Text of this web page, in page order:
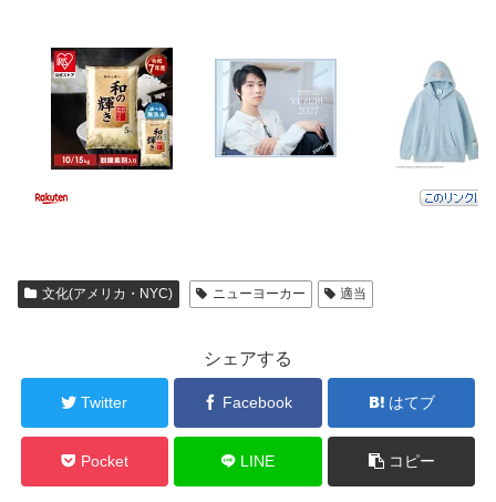
文化(アメリカ・NYC) ニューヨーカー 適当
シェアする
Twitter Facebook はてブ
Pocket LINE コピー